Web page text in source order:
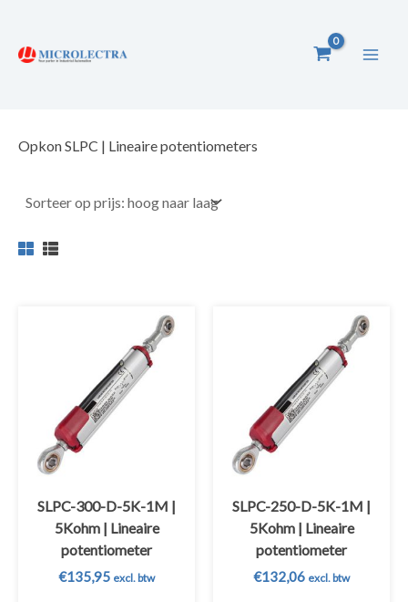
naar
Opkon SLPC | Lineaire potentiometers
SLPC-300-D-5K-1M |
5Kohm | Lineaire
potentiometer
€135,95 excl. btw
SLPC-250-D-5K-1M |
5Kohm | Lineaire
potentiometer
€132,06 excl. btw